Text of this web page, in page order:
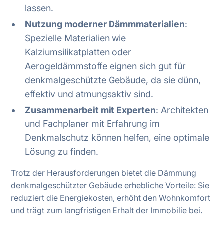
lassen.
Nutzung moderner Dämmmaterialien:
Spezielle Materialien wie
Kalziumsilikatplatten oder
Aerogeldämmstoffe eignen sich gut für
denkmalgeschützte Gebäude, da sie dünn,
effektiv und atmungsaktiv sind.
Zusammenarbeit mit Experten: Architekten
und Fachplaner mit Erfahrung im
Denkmalschutz können helfen, eine optimale
Lösung zu finden.
Trotz der Herausforderungen bietet die Dämmung
denkmalgeschützter Gebäude erhebliche Vorteile: Sie
reduziert die Energiekosten, erhöht den Wohnkomfort
und trägt zum langfristigen Erhalt der Immobilie bei.